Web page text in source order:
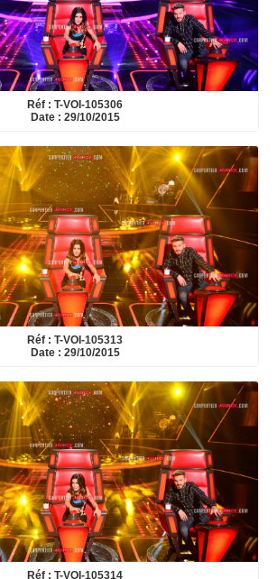
Réf : T-VOI-105306
Date : 29/10/2015
Réf : T-VOI-105313
Date : 29/10/2015
Réf : T-VOI-105314